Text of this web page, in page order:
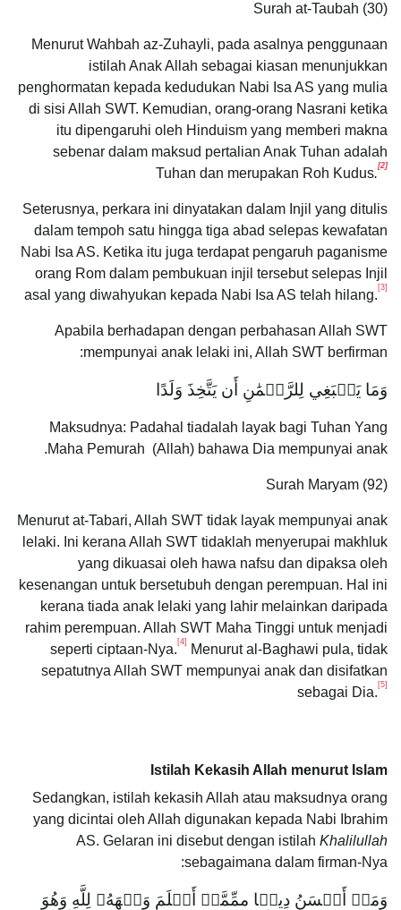
Surah at-Taubah (30)
Menurut Wahbah az-Zuhayli, pada asalnya penggunaan
istilah Anak Allah sebagai kiasan menunjukkan
penghormatan kepada kedudukan Nabi Isa AS yang mulia
di sisi Allah SWT. Kemudian, orang-orang Nasrani ketika
itu dipengaruhi oleh Hinduism yang memberi makna
sebenar dalam maksud pertalian Anak Tuhan adalah
Tuhan dan merupakan Roh Kudus.[2]
Seterusnya, perkara ini dinyatakan dalam Injil yang ditulis
dalam tempoh satu hingga tiga abad selepas kewafatan
Nabi Isa AS. Ketika itu juga terdapat pengaruh paganisme
orang Rom dalam pembukuan injil tersebut selepas Injil
asal yang diwahyukan kepada Nabi Isa AS telah hilang. [3]
Apabila berhadapan dengan perbahasan Allah SWT
mempunyai anak lelaki ini, Allah SWT berfirman:
وَمَا يَنۢبَغِي لِلرَّحۡمَٰنِ أَن يَتَّخِذَ وَلَدًا
Maksudnya: Padahal tiadalah layak bagi Tuhan Yang
Maha Pemurah (Allah) bahawa Dia mempunyai anak.
Surah Maryam (92)
Menurut at-Tabari, Allah SWT tidak layak mempunyai anak
lelaki. Ini kerana Allah SWT tidaklah menyerupai makhluk
yang dikuasai oleh hawa nafsu dan dipaksa oleh
kesenangan untuk bersetubuh dengan perempuan. Hal ini
kerana tiada anak lelaki yang lahir melainkan daripada
rahim perempuan. Allah SWT Maha Tinggi untuk menjadi
seperti ciptaan-Nya. [4]
Menurut al-Baghawi pula, tidak
sepatutnya Allah SWT mempunyai anak dan disifatkan
sebagai Dia. [5]
Istilah Kekasih Allah menurut Islam
Sedangkan, istilah kekasih Allah atau maksudnya orang
yang dicintai oleh Allah digunakan kepada Nabi Ibrahim
AS. Gelaran ini disebut dengan istilah Khalilullah
sebagaimana dalam firman-Nya:
وَمَنۡ أَحۡسَنُ دِینࣰا ممِّمَّنۡ أَسۡلَمَ وَجۡهَهُۥ لِلَّهِ وَهُوَ